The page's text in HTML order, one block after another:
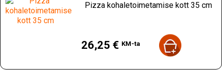
Pizza kohaletoimetamise kott 35 cm
26,25 € KM-ta